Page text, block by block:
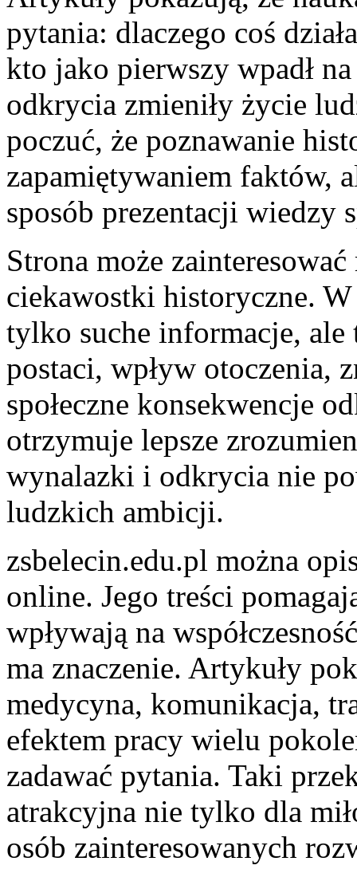
pytania: dlaczego coś
kto jako pierwszy wpadł
odkrycia zmieniły życie
poczuć, że poznawanie
zapamiętywaniem faktów,
sposób prezentacji wiedzy
Strona może
ciekawostki historyczne.
tylko suche informacje, ale
postaci, wpływ otoczenia,
społeczne konsekwencje
otrzymuje lepsze
wynalazki i odkrycia nie
ludzkich ambicji.
zsbelecin.edu.pl można
online. Jego treści
wpływają na
ma znaczenie. Artykuły
medycyna, komunikacja,
efektem pracy wielu
zadawać pytania. Taki
atrakcyjna nie tylko dla
osób zainteresowanych